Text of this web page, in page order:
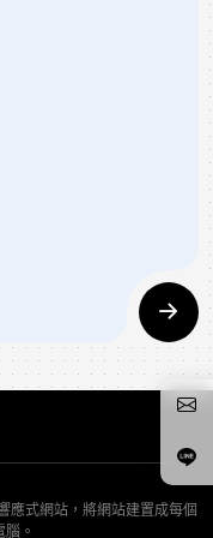
式網站，將網站建置成每個
。